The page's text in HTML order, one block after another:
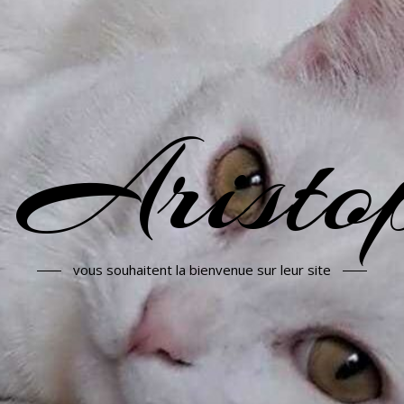
vous souhaitent la bienvenue sur leur site